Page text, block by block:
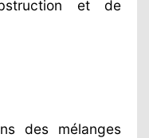
et de
des mélanges